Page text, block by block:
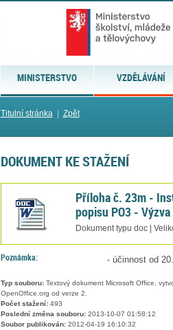
MINISTERSTVO VZDĚLÁVÁNÍ
Titulní stránka| Zpět
DOKUMENT KE STAŽENÍ
Příloha č. 23m -
popisu PO3 -
Dokument typu doc |
Poznámka: - účinnost od
Typ souboru:Textový dokument Microsoft Office,
OpenOffice.org od verze 2.
Počet stažení:493
Poslední změna souboru:2013-10-07 01:58:12
Soubor publikován:2012-04-19 16:10:32